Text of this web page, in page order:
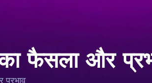
का फैसला और
प्रभाव